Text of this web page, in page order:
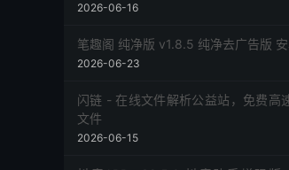
2026-06-16
笔趣阁 纯净版 v1.8.5 纯净去广告版
2026-06-23
闪链 - 在线文件解析公益站，免费高
文件
2026-06-15